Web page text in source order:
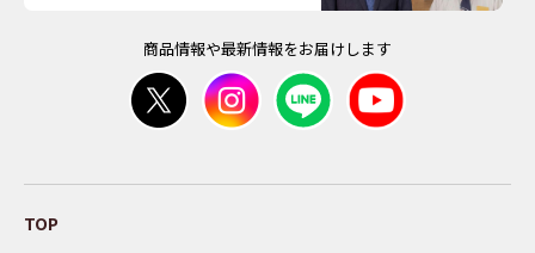
商品情報や最新情報をお届けします
TOP